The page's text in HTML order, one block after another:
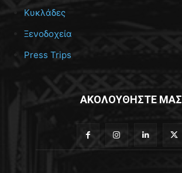
Κυκλάδες
Ξενοδοχεία
Press Trips
ΑΚΟΛΟΥΘΗΣΤΕ ΜΑΣ